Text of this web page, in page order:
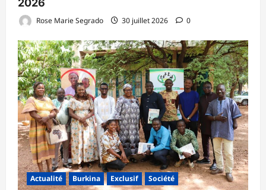
2026
Rose Marie Segrado 30 juillet 2026 0
Actualité Burkina Exclusif Société